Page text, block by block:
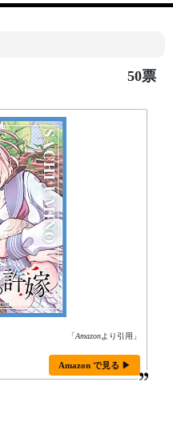
50票
「Amazonより引用」
Amazon で見る ▶